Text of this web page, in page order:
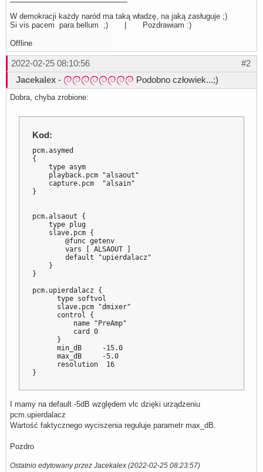
W demokracji każdy naród ma taką władzę, na jaką zasługuje ;)
Si vis pacem para bellum ;) | Pozdrawiam :)
Offline
#2
2022-02-25 08:10:56
Jacekalex - Podobno człowiek...;)
Dobra, chyba zrobione:
Kod:
pcm.asymed
{
    type asym
    playback.pcm "alsaout"
    capture.pcm  "alsain"
}
pcm.alsaout {
    type plug
    slave.pcm {
        @func getenv
        vars [ ALSAOUT ]
        default "upierdalacz"
    }
}
pcm.upierdalacz {
      type softvol
      slave.pcm "dmixer"
      control {
          name "PreAmp"
          card 0
      }
      min_dB     -15.0
      max_dB     -5.0
      resolution  16
}
I mamy na default -5dB względem vlc dzięki urządzeniu
pcm.upierdalacz
Wartość faktycznego wyciszenia reguluje parametr max_dB.
Pozdro
Ostatnio edytowany przez Jacekalex (2022-02-25 08:23:57)